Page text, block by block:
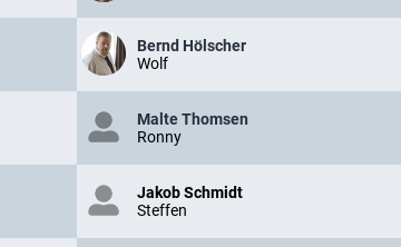
Bernd Hölscher
Wolf
Malte Thomsen
Ronny
Jakob Schmidt
Steffen